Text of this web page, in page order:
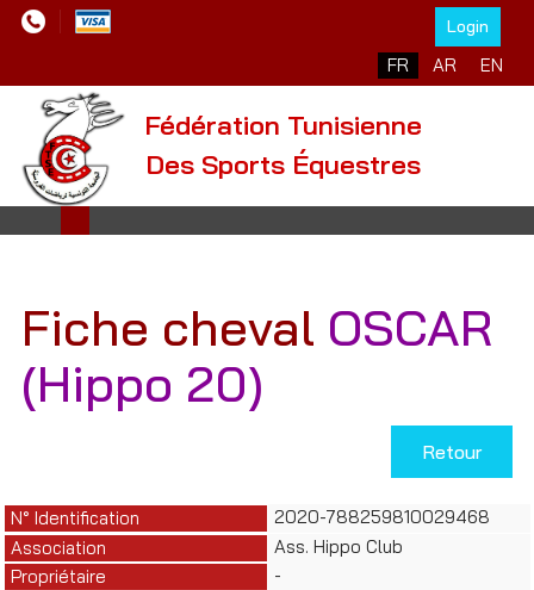
Login
Sélectionnez votre
FR AR EN
Fédération Tunisienne
Des Sports Équestres
Fiche cheval OSCAR
(Hippo 20)
Retour
N° Identification
2020-788259810029468
Association
Ass. Hippo Club
Propriétaire
-